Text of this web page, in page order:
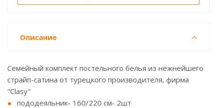
Описание
Семейный комплект постельного белья из нежнейшего
страйп-сатина от турецкого производителя, фирма
"Clasy"
пододеяльник- 160/220 см- 2шт